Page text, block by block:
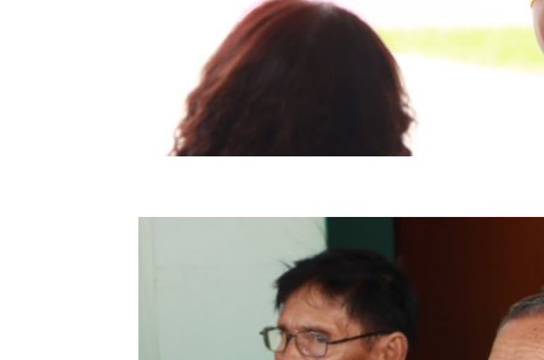
รายงานเครื่องจักรกล อบจ.
ศูนย์อำนวยการการเลือกตั้ง สมาชิกสภาและนายก
งานแผนการบริหารจัดการความเสี่ยงของ อบจ.สุพร